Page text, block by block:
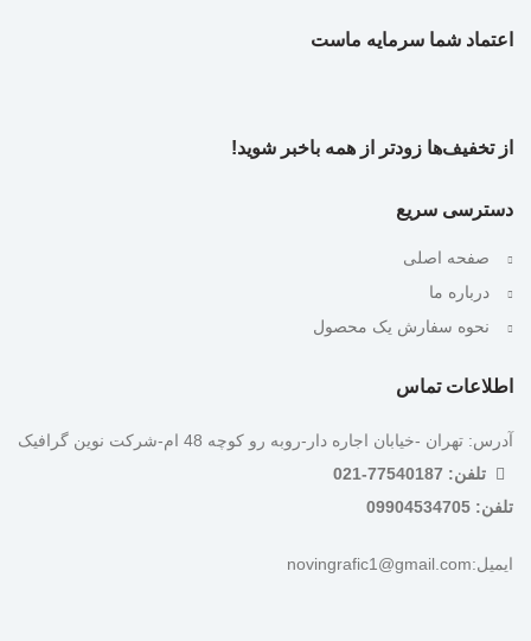
اعتماد شما سرمایه ماست
از تخفیف‌ها زودتر از همه باخبر شوید!
دسترسی سریع
صفحه اصلی
درباره ما
نحوه سفارش یک محصول
اطلاعات تماس
آدرس: تهران -خیابان اجاره دار-روبه رو کوچه 48 ام-شرکت نوین گرافیک
تلفن: 77540187-021
تلفن: 09904534705
ایمیل:novingrafic1@gmail.com